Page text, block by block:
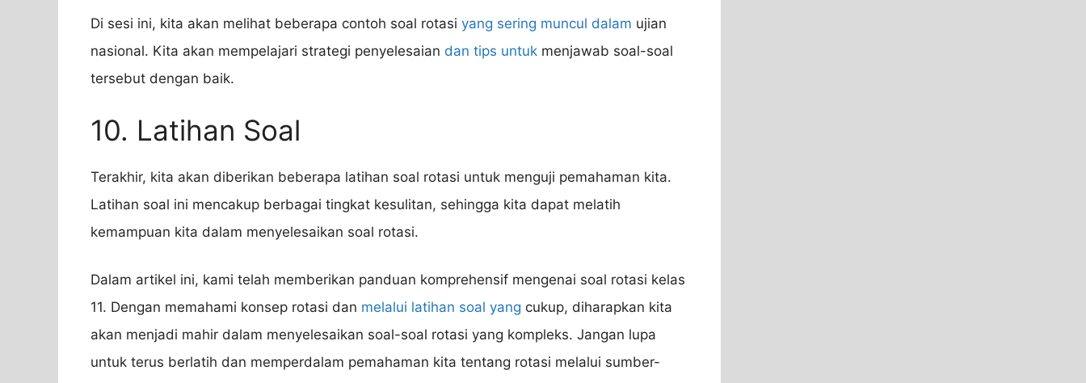
Di sesi ini, kita akan melihat beberapa contoh soal rotasi yang sering muncul dalam ujian
nasional. Kita akan mempelajari strategi penyelesaian dan tips untuk menjawab soal-soal
tersebut dengan baik.
10. Latihan Soal
Terakhir, kita akan diberikan beberapa latihan soal rotasi untuk menguji pemahaman kita.
Latihan soal ini mencakup berbagai tingkat kesulitan, sehingga kita dapat melatih
kemampuan kita dalam menyelesaikan soal rotasi.
Dalam artikel ini, kami telah memberikan panduan komprehensif mengenai soal rotasi kelas
11. Dengan memahami konsep rotasi dan melalui latihan soal yang cukup, diharapkan kita
akan menjadi mahir dalam menyelesaikan soal-soal rotasi yang kompleks. Jangan lupa
untuk terus berlatih dan memperdalam pemahaman kita tentang rotasi melalui sumber-